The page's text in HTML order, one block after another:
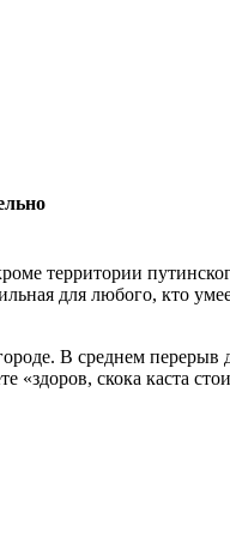
территории
для любого, кто
В среднем
скока каста